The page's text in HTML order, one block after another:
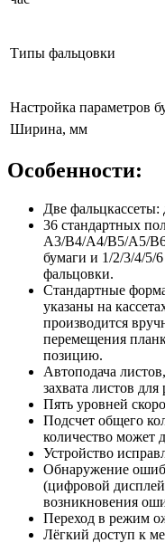
Типы фальцовки
Настройка параметров
Ширина, мм
Особенности:
Две фальцкассеты:
36 стандартных
A3/B4/A4/B5/A5/
бумаги и 1/2/3/4/5/
фальцовки.
Стандартные
указаны на
производится
перемещения
позицию.
Автоподача
захвата листов
Пять уровней
Подсчет общего
количество может
Устройство
Обнаружение
(цифровой
возникновения
Переход в режим
Лёгкий доступ к